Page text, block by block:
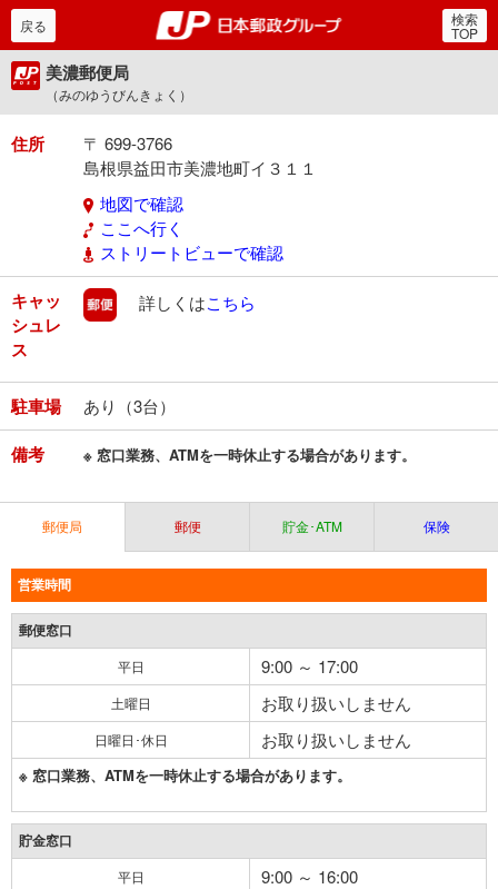
郵便局・日本郵政グルー
戻る 検索
TOP
美濃郵便局
（みのゆうびんきょく）
住所
〒 699-3766
島根県益田市美濃地町イ３１１
地図で確認
ここへ行く
ストリートビューで確認
キャッ
シュレ
ス
郵便
詳しくはこちら
駐車場 あり（3台）
備考 ※ 窓口業務、ATMを一時休止する場合があります。
郵便局 郵便 貯金･ATM 保険
営業時間
郵便窓口
平日 9:00 ～ 17:00
土曜日 お取り扱いしません
日曜日･休日 お取り扱いしません
※ 窓口業務、ATMを一時休止する場合があります。
貯金窓口
平日 9:00 ～ 16:00